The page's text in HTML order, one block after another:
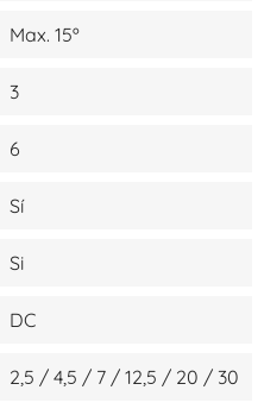
Max. 15º
3
6
Sí
Si
DC
2,5 / 4,5 / 7 / 12,5 / 20 / 30